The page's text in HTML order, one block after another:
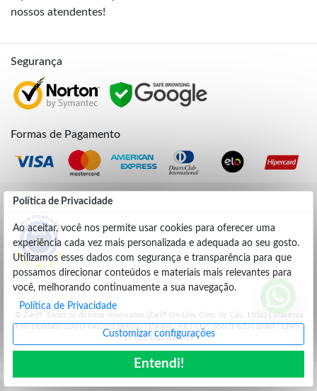
Política de Privacidade
Ao aceitar, você nos permite usar cookies para oferecer uma
experiência cada vez mais personalizada e adequada ao seu gosto.
Utilizamos esses dados com segurança e transparência para que
possamos direcionar conteúdos e materiais mais relevantes para
você, melhorando continuamente a sua navegação.
Política de Privacidade
Customizar configurações
Entendi!
nossos atendentes!
Segurança
Formas de Pagamento
Credibilidade
4.9
© Zariff. Todos os direitos reservados (Zariff On Line Com. de Calç. Ltda.) | Travessa
Frei Deodato, 230 | Francisco Beltrão | Parana - PR | CEP: 85601-620 | Brasil | CNPJ:
19.662.102/0001-09